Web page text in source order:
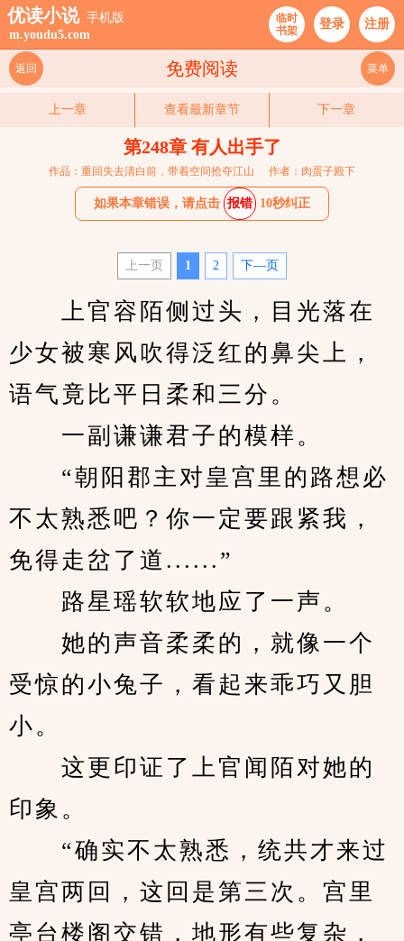
优读小说 手机版
m.youdu5.com
临时
书架
登录 注册
免费阅读
返回 菜单
上一章 查看最新章节 下一章
第248章 有人出手了
作品：重回失去清白前，带着空间抢夺江山 作者：肉蛋子殿下
如果本章错误，请点击 报错 10秒纠正
上一页 1 2 下—页
上官容陌侧过头，目光落在
少女被寒风吹得泛红的鼻尖上，
语气竟比平日柔和三分。
一副谦谦君子的模样。
“朝阳郡主对皇宫里的路想必
不太熟悉吧？你一定要跟紧我，
免得走岔了道......”
路星瑶软软地应了一声。
她的声音柔柔的，就像一个
受惊的小兔子，看起来乖巧又胆
小。
这更印证了上官闻陌对她的
印象。
“确实不太熟悉，统共才来过
皇宫两回，这回是第三次。宫里
亭台楼阁交错，地形有些复杂，